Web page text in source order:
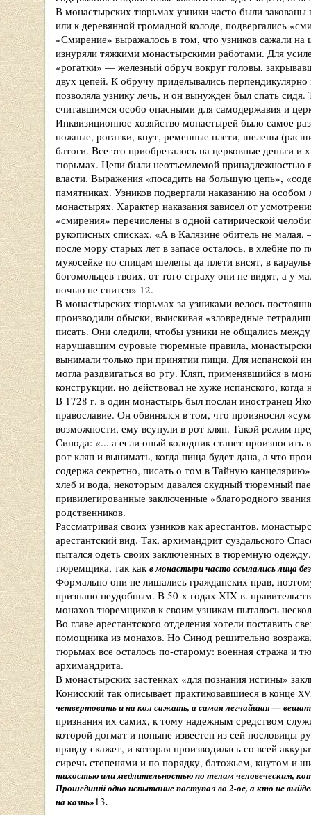
В монастырских тюрьмах узники часто были
или к деревянной громадной колоде, подвергались
«Смирение» выражалось в том, что узников сажали на
изнуряли тяжкими монастырскими работами. Для
«рогатки» — железный обруч вокруг головы,
двух цепей. К обручу приделывались
позволяла узнику лечь, и он вынужден был спать
считавшимся особо опасными для самодержавия и
Инквизиционное хозяйство монастырей было самое
ножные, рогатки, кнут, ременные плети, шелепы
батоги. Все это приобреталось на церковные деньги и
тюрьмах. Цепи были неотъемлемой принадлежностью
власти. Выражения «посадить на большую цепь»,
памятниках. Узников подвергали наказанию на
монастырях. Характер наказания зависел от
«смирения» перечислены в одной сатирической
рукописных списках. «А в Калязине обитель не
после мору старых лет в запасе осталось, в хлебне по
мукосейке по спицам шелепы да плети висят, в
богомольцев твоих, от того страху они не видят, а у
ночью не спится» 12.
В монастырских тюрьмах за узниками велось
производили обыски, выискивая «зловредные
писать. Они следили, чтобы узники не общались
нарушавшим суровые тюремные правила,
вынимали только при принятии пищи. Для испанской
могла раздвигаться во рту. Кляп, применявшийся в
конструкции, но действовал не хуже испанского,
В 1728 г. в один монастырь был послан иностранец
православие. Он обвинялся в том, что произносил
возможности, ему всунули в рот кляп. Такой режим
Синода: «... а если оный колодник станет
рот кляп и вынимать, когда пища будет дана, а что
содержа секретно, писать о том в Тайную
хлеб и вода, некоторым давался скудный тюремный
привилегированные заключенные «благородного
родственников.
Рассматривая своих узников как арестантов,
арестантский вид. Так, архимандрит суздальского
пытался одеть своих заключенных в тюремную
тюремщика, так какв монастыри часто ссылались лица
Формально они не лишались гражданских прав,
признано неудобным. В 50-х годах XIX в.
монахов-тюремщиков к своим узникам пыталось
Во главе арестантского отделения хотели поставить
помощника из монахов. Но Синод решительно
тюрьмах все осталось по-старому: военная стража и
архимандрита.
В монастырских застенках «для познания истины»
Конисский так описывает практиковавшиеся в конце
четвертовать и на кол сажать, а самая легчайшая —
признания их самих, к тому надежным средством
которой догмат и поныне известен из сей пословицы
правду скажет, и которая производилась со всей
сиречь степенями и по порядку, батожьем, кнутом и
тихостью или медлительностью по телам человеческим,
Прошедший одно испытание поступал во 2-ое, а кто не
на казнь»13.